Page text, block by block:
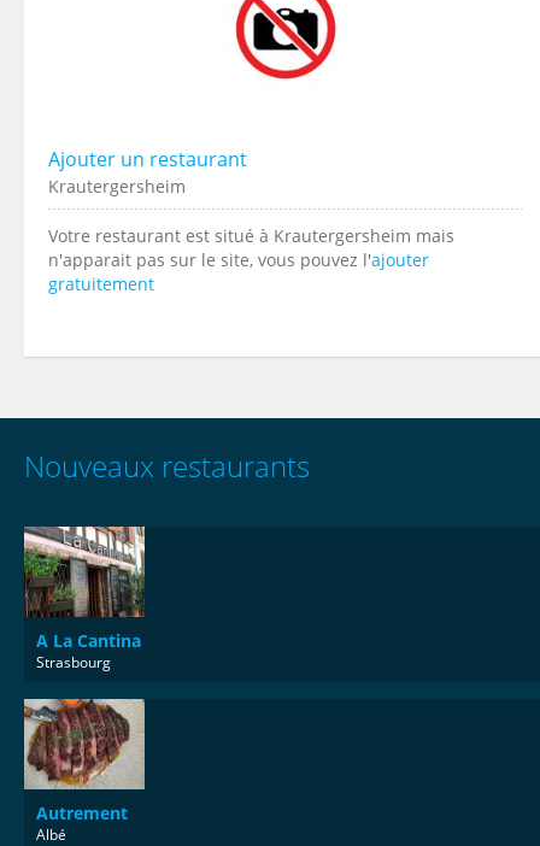
Ajouter un restaurant
Krautergersheim
Votre restaurant est situé à Krautergersheim mais
n'apparait pas sur le site, vous pouvez l'ajouter
gratuitement
Nouveaux restaurants
A La Cantina
Strasbourg
Autrement
Albé